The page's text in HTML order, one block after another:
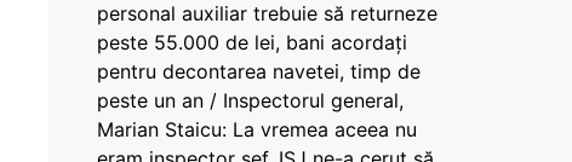
personal auxiliar trebuie să returneze
peste 55.000 de lei, bani acordați
pentru decontarea navetei, timp de
peste un an / Inspectorul general,
Marian Staicu: La vremea aceea nu